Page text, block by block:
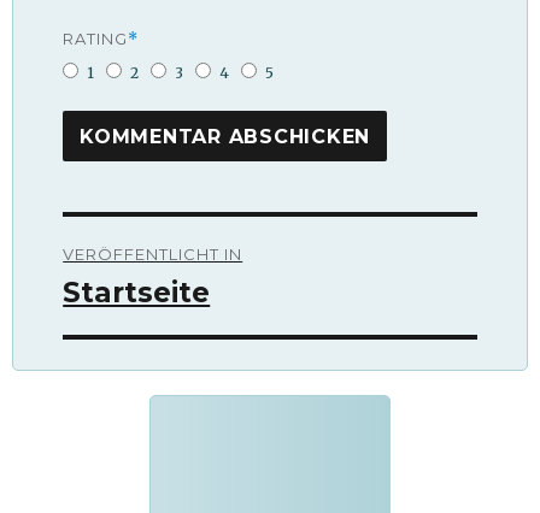
RATING*
1 2 3 4 5
VERÖFFENTLICHT IN
Startseite